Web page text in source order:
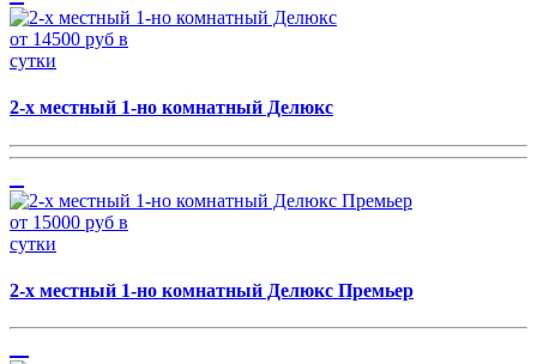
от 14500 руб в
сутки
2-х местный 1-но комнатный Делюкс
от 15000 руб в
сутки
2-х местный 1-но комнатный Делюкс Премьер